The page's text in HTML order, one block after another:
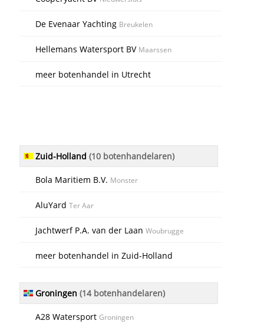
De Evenaar Yachting Breukelen
Hellemans Watersport BV Maarssen
meer botenhandel in Utrecht
Zuid-Holland(10 botenhandelaren)
Bola Maritiem B.V. Monster
AluYardTer Aar
Jachtwerf P.A. van der LaanWoubrugge
meer botenhandel in Zuid-Holland
Groningen(14 botenhandelaren)
A28 WatersportGroningen